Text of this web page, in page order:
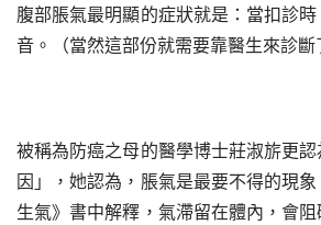
腹部脹氣最明顯的症狀就是：當扣診
音。（當然這部份就需要靠醫生來診斷
被稱為防癌之母的醫學博士莊淑旂更
因」，她認為，脹氣是最要不得的現
生氣》書中解釋，氣滯留在體內，會阻